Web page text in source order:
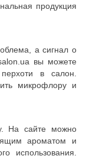
продукция
а сигнал о
вы можете
в салон.
микрофлору и
На сайте можно
ароматом и
использования.